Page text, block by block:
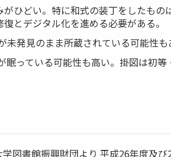
ひどい。特に和式の装丁をしたも
とデジタル化を進める必要がある。
発見のまま所蔵されている可能性
っている可能性も高い。掛図は初
図書館振興財団より 平成26年度及